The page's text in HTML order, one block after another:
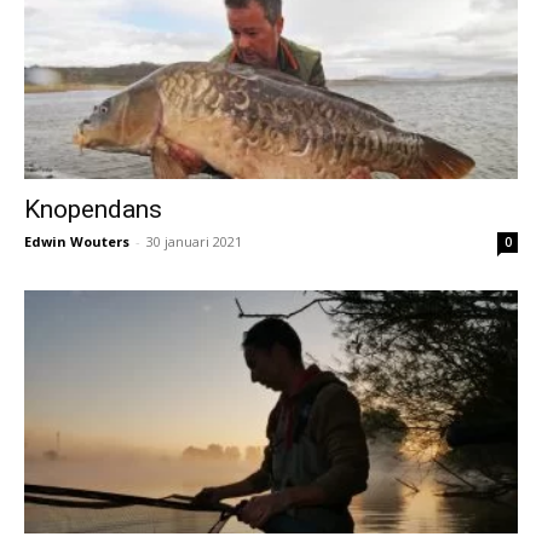
Knopendans
Edwin Wouters - 30 januari 2021 0